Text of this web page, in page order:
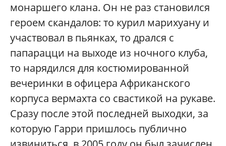
монаршего клана. Он не раз становился
героем скандалов: то курил марихуану и
участвовал в пьянках, то дрался с
папарацци на выходе из ночного клуба,
то нарядился для костюмированной
вечеринки в офицера Африканского
корпуса вермахта со свастикой на рукаве.
Сразу после этой последней выходки, за
которую Гарри пришлось публично